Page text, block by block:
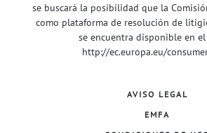
se buscará la posibilidad que la
como plataforma de resolución de
se encuentra disponible en
http://ec.europa.eu/
AVISO LEGAL
EMFA